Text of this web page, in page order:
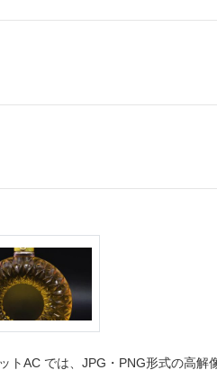
AC では、JPG・PNG形式の高解